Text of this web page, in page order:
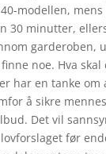
modellen, mens
30 minutter,
garderoben,
noe. Hva
har en tanke om
å sikre
Det vil
før